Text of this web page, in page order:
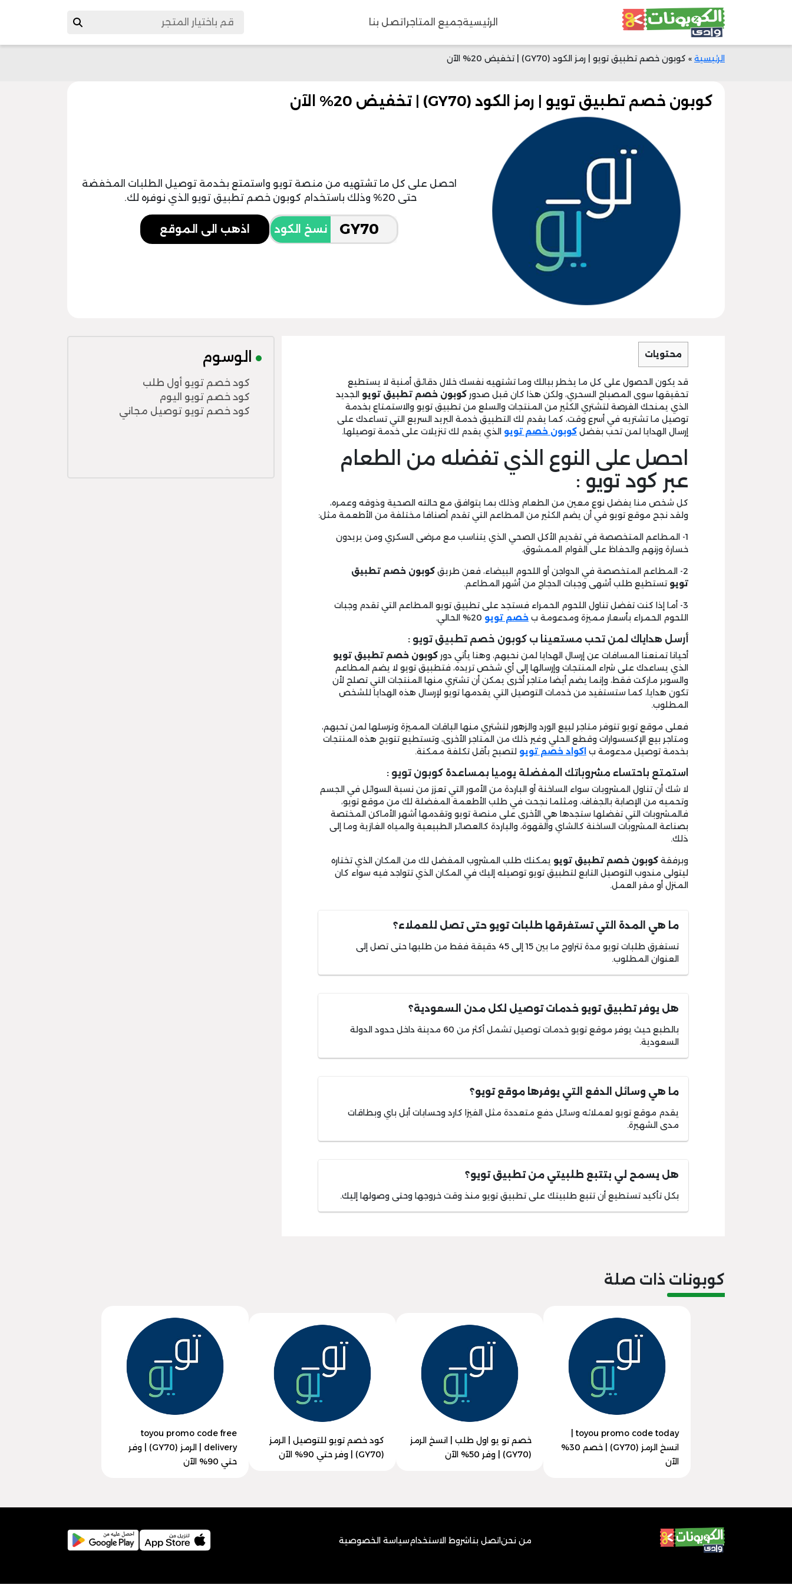
الرئيسيةجميع المتاجر اتصل بنا
الرئيسية » كوبون خصم تطبيق تويو | رمز الكود (GY70) | تخفيض 20% الآن
كوبون خصم تطبيق تويو | رمز الكود (GY70) | تخفيض 20% الآن
احصل على كل ما تشتهيه من منصة تويو واستمتع بخدمة توصيل الطلبات المخفضة
حتى 20% وذلك باستخدام كوبون خصم تطبيق تويو الذي نوفره لك.
نسخ الكود اذهب الى الموقع
محتويات
قد يكون الحصول على كل ما يخطر ببالك وما تشتهيه نفسك خلال دقائق أمنية لا يستطيع
تحقيقها سوى المصباح السحري، ولكن هذا كان قبل صدور كوبون خصم تطبيق تويو الجديد
الذي يمنحك الفرصة لتشتري الكثير من المنتجات والسلع من تطبيق تويو والاستمتاع بخدمة
توصيل ما تشتريه في أسرع وقت، كما يقدم لك التطبيق خدمة البريد السريع التي تساعدك على
إرسال الهدايا لمن تحب بفضل كوبون خصم تويو الذي يقدم لك تنزيلات على خدمة توصيلها.
احصل على النوع الذي تفضله من الطعام
عبر كود تويو :
كل شخص منا يفضل نوع معين من الطعام وذلك بما يتوافق مع حالته الصحية وذوقه وعمره،
ولقد نجح موقع تويو في أن يضم الكثير من المطاعم التي تقدم أصنافا مختلفة من الأطعمة مثل:
1- المطاعم المتخصصة في تقديم الأكل الصحي الذي يتناسب مع مرضى السكري ومن يريدون
خسارة وزنهم والحفاظ على القوام الممشوق.
2- المطاعم المتخصصة في الدواجن أو اللحوم البيضاء، فعن طريق
كوبون خصم تطبيق
تويو تستطيع طلب أشهى وجبات الدجاج من أشهر المطاعم.
3- أما إذا كنت تفضل تناول اللحوم الحمراء فستجد على تطبيق تويو المطاعم التي تقدم وجبات
اللحوم الحمراء بأسعار مميزة ومدعومة ب خصم تويو
أرسل هداياك لمن تحب مستعينا ب كوبون خصم تطبيق تويو :
أحيانا تمنعنا المسافات عن إرسال الهدايا لمن نحبهم، وهنا يأتي دور كوبون خصم تطبيق تويو
الذي يساعدك على شراء المنتجات وإرسالها إلى أي شخص تريده، فتطبيق تويو لا يضم المطاعم
والسوبر ماركت فقط، وإنما يضم أيضا متاجر أخرى يمكن أن تشتري منها المنتجات التي تصلح لأن
تكون هدايا، كما ستستفيد من خدمات التوصيل التي يقدمها تويو لإرسال هذه الهدايا للشخص
المطلوب.
فعلى موقع تويو تتوفر متاجر لبيع الورد والزهور لتشتري منها الباقات المميزة وترسلها لمن تحبهم،
ومتاجر بيع الإكسسوارات وقطع الحلي وغير ذلك من المتاجر الأخرى، وتستطيع تتويج هذه المنتجات
بخدمة توصيل مدعومة ب اكواد خصم تويو لتصبح بأقل تكلفة ممكنة.
استمتع باحتساء مشروباتك المفضلة يوميا بمساعدة كوبون تويو :
لا شك أن تناول المشروبات سواء الساخنة أو الباردة من الأمور التي تعزز من نسبة السوائل في الجسم
وتحميه من الإصابة بالجفاف، ومثلما نجحت في طلب الأطعمة المفضلة لك من موقع تويو،
فالمشروبات التي تفضلها ستجدها هي الأخرى على منصة تويو وتقدمها أشهر الأماكن المختصة
بصناعة المشروبات الساخنة كالشاي والقهوة، والباردة كالعصائر الطبيعية والمياه الغازية وما إلى
ذلك.
وبرفقة كوبون خصم تطبيق تويو يمكنك طلب المشروب المفضل لك من المكان الذي تختاره
ليتولى مندوب التوصيل التابع لتطبيق تويو توصيله إليك في المكان الذي تتواجد فيه سواء كان
المنزل أو مقر العمل.
ما هي المدة التي تستغرقها طلبات تويو حتى تصل للعملاء؟
تستغرق طلبات تويو مدة تتراوح ما بين 15 إلى 45 دقيقة فقط من طلبها حتى تصل إلى
العنوان المطلوب.
هل يوفر تطبيق تويو خدمات توصيل لكل مدن السعودية؟
بالطبع حيث يوفر موقع تويو خدمات توصيل تشمل أكثر من 60 مدينة داخل حدود الدولة
السعودية.
ما هي وسائل الدفع التي يوفرها موقع تويو؟
يقدم موقع تويو لعملائه وسائل دفع متعددة مثل الفيزا كارد وحسابات أبل باي وبطاقات
مدى الشهيرة.
هل يسمح لي بتتبع طلبيتي من تطبيق تويو؟
بكل تأكيد تستطيع أن تتبع طلبيتك على تطبيق تويو منذ وقت خروجها وحتى وصولها إليك.
الوسوم
كود خصم تويو أول طلب
كود خصم تويو اليوم
كود خصم تويو توصيل مجاني
كوبونات ذات صلة
انسخ الرمز (GY70) | خصم 30%
الآن
خصم تو يو اول طلب | انسخ الرمز
(GY70) | وفر 50% الآن
كود خصم تويو للتوصيل | الرمز
(GY70) | وفر حتي 90% الآن
toyou promo code free
delivery | الرمز (GY70) | وفر
حتي 90% الآن
من نحناتصل بناشروط الاستخدامسياسة الخصوصية